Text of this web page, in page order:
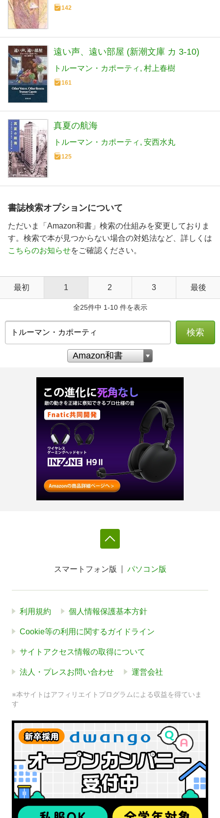
142
遠い声、遠い部屋 (新潮文庫 カ 3-10)
トルーマン・カポーティ 村上春樹
161
真夏の航海
トルーマン・カポーティ 安西水丸
125
書誌検索オプションについて
ただいま「Amazon和書」検索の仕組みを変更しておりま
す。検索で本が見つからない場合の対処法など、詳しくは
こちらのお知らせをご確認ください。
最初 1 2 3 最後
全25件中 1-10 件を表示
検索
スマートフォン版 パソコン版
利用規約 個人情報保護基本方針
Cookie等の利用に関するガイドライン
サイトアクセス情報の取得について
法人・プレスお問い合わせ 運営会社
※本サイトはアフィリエイトプログラムによる収益を得ていま
す